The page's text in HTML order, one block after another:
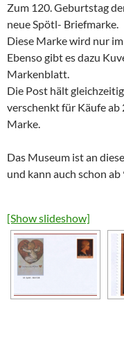
Zum 120. Geburtstag
neue Spötl- Briefmarke.
Diese Marke wird nur
Ebenso gibt es dazu
Markenblatt.
Die Post hält
verschenkt für Käufe ab
Marke.
Das Museum ist an
und kann auch schon
[Show slideshow]